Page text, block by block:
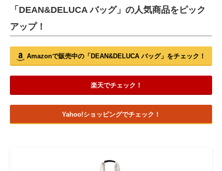
「DEAN&DELUCA バッグ」の人気商品をピック
アップ！
Amazonで販売中の「DEAN&DELUCA バッグ」をチェック！
楽天でチェック！
Yahoo!ショッピングでチェック！